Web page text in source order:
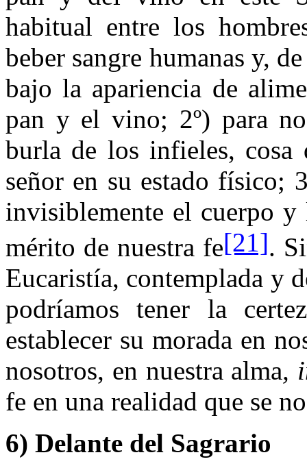
habitual entre los
beber sangre humanas y,
bajo la apariencia de
pan y el vino; 2º) para
burla de los infieles, cosa
señor en su estado físico;
invisiblemente el cuerpo y
mérito de nuestra fe[21].
Eucaristía, contemplada y
podríamos tener la
establecer su morada en
nosotros, en nuestra alma,
fe en una realidad que se
6) Delante del Sagrario